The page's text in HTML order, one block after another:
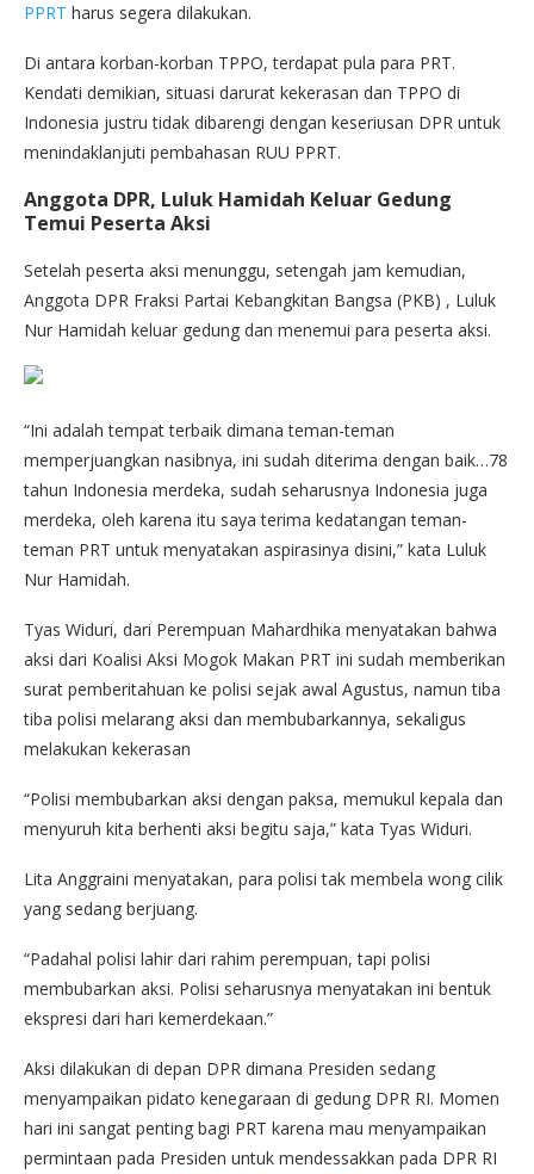
PPRT harus segera dilakukan.
Di antara korban-korban TPPO, terdapat pula para PRT.
Kendati demikian, situasi darurat kekerasan dan TPPO di
Indonesia justru tidak dibarengi dengan keseriusan DPR untuk
menindaklanjuti pembahasan RUU PPRT.
Anggota DPR, Luluk Hamidah Keluar Gedung
Temui Peserta Aksi
Setelah peserta aksi menunggu, setengah jam kemudian,
Anggota DPR Fraksi Partai Kebangkitan Bangsa (PKB) , Luluk
Nur Hamidah keluar gedung dan menemui para peserta aksi.
“Ini adalah tempat terbaik dimana teman-teman
memperjuangkan nasibnya, ini sudah diterima dengan baik…78
tahun Indonesia merdeka, sudah seharusnya Indonesia juga
merdeka, oleh karena itu saya terima kedatangan teman-
teman PRT untuk menyatakan aspirasinya disini,” kata Luluk
Nur Hamidah.
Tyas Widuri, dari Perempuan Mahardhika menyatakan bahwa
aksi dari Koalisi Aksi Mogok Makan PRT ini sudah memberikan
surat pemberitahuan ke polisi sejak awal Agustus, namun tiba
tiba polisi melarang aksi dan membubarkannya, sekaligus
melakukan kekerasan
“Polisi membubarkan aksi dengan paksa, memukul kepala dan
menyuruh kita berhenti aksi begitu saja,” kata Tyas Widuri.
Lita Anggraini menyatakan, para polisi tak membela wong cilik
yang sedang berjuang.
“Padahal polisi lahir dari rahim perempuan, tapi polisi
membubarkan aksi. Polisi seharusnya menyatakan ini bentuk
ekspresi dari hari kemerdekaan.”
Aksi dilakukan di depan DPR dimana Presiden sedang
menyampaikan pidato kenegaraan di gedung DPR RI. Momen
hari ini sangat penting bagi PRT karena mau menyampaikan
permintaan pada Presiden untuk mendessakkan pada DPR RI